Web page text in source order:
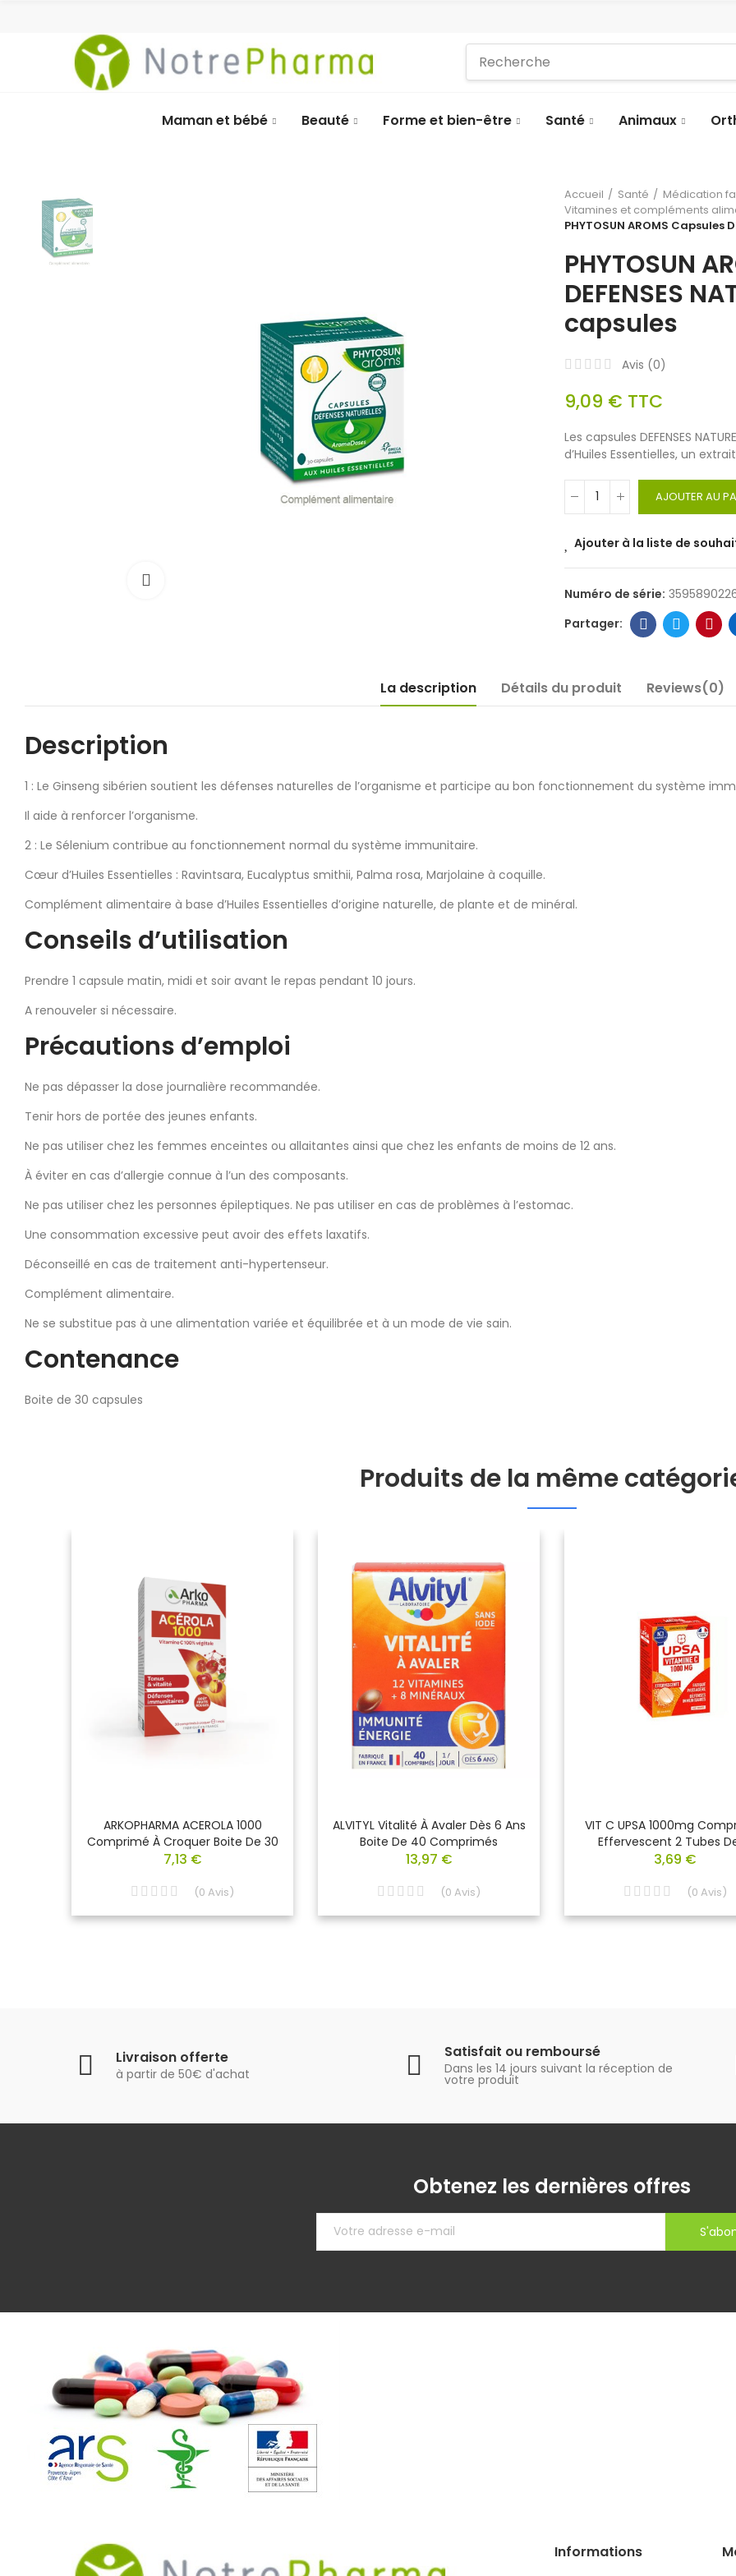
Maman et bébé Beauté Forme et bien-être Santé Animaux
Accueil Santé
Médication
Vitamines et compléments
PHYTOSUN AROMS Capsules
PHYTOSUN
DEFENSES
capsules
Avis (0)
9,09 € TTC
Les capsules DEFENSES
d’Huiles Essentielles, un
AJOUTER AU
Ajouter à la liste de
Numéro de série:
La description Détails du produit Reviews(0)
Description
1 : Le Ginseng sibérien soutient les défenses naturelles de l’organisme et participe au bon fonctionnement du système
Il aide à renforcer l’organisme.
2 : Le Sélenium contribue au fonctionnement normal du système immunitaire.
Cœur d’Huiles Essentielles : Ravintsara, Eucalyptus smithii, Palma rosa, Marjolaine à coquille.
Complément alimentaire à base d’Huiles Essentielles d’origine naturelle, de plante et de minéral.
Conseils d’utilisation
Prendre 1 capsule matin, midi et soir avant le repas pendant 10 jours.
A renouveler si nécessaire.
Précautions d’emploi
Ne pas dépasser la dose journalière recommandée.
Tenir hors de portée des jeunes enfants.
Ne pas utiliser chez les femmes enceintes ou allaitantes ainsi que chez les enfants de moins de 12 ans.
À éviter en cas d’allergie connue à l’un des composants.
Ne pas utiliser chez les personnes épileptiques. Ne pas utiliser en cas de problèmes à l’estomac.
Une consommation excessive peut avoir des effets laxatifs.
Déconseillé en cas de traitement anti-hypertenseur.
Complément alimentaire.
Ne se substitue pas à une alimentation variée et équilibrée et à un mode de vie sain.
Contenance
Boite de 30 capsules
Produits de la même
ARKOPHARMA ACEROLA 1000
Comprimé À Croquer Boite De 30
7,13 €
(0 Avis)
ALVITYL Vitalité À Avaler Dès 6 Ans
Boite De 40 Comprimés
13,97 €
(0 Avis)
VIT C UPSA 1000mg
Effervescent 2 Tubes
3,69 €
(0 Avis)
Livraison offerte
à partir de 50€ d'achat
Satisfait ou remboursé
Dans les 14 jours suivant la réception de
votre produit
Obtenez les dernières offres
Informations